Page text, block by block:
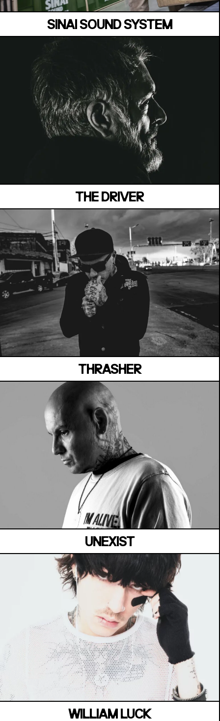
SINAI SOUND SYSTEM
THE DRIVER
MANOIR DE KEROUAL
Samedi 04 juillet
THRASHER
MANOIR DE KEROUAL
Samedi 04 juillet
UNEXIST
LA SUITE
Vendredi 03 juillet
WILLIAM LUCK
MANOIR DE KEROUAL
Samedi 04 juillet